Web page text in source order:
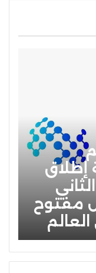
إطلاق
مفتوح